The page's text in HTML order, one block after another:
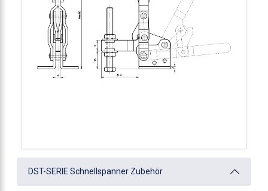
DST-SERIE Schnellspanner Zubehör